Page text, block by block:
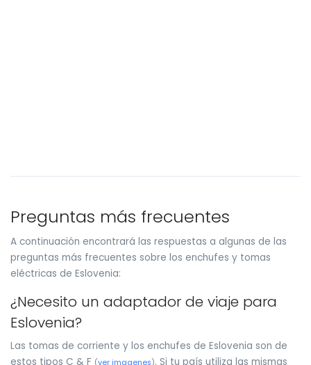
Preguntas más frecuentes
A continuación encontrará las respuestas a algunas de las
preguntas más frecuentes sobre los enchufes y tomas
eléctricas de Eslovenia:
¿Necesito un adaptador de viaje para
Eslovenia?
Las tomas de corriente y los enchufes de Eslovenia son de
estos tipos C & F (ver imagenes). Si tu país utiliza las mismas